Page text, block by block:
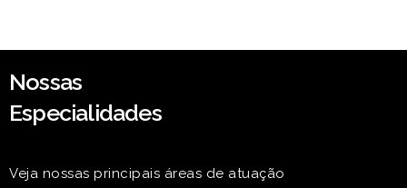
Nossas
Especialidades
Veja nossas principais áreas de atuação